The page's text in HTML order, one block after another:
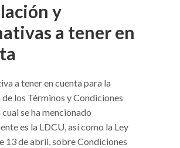
y
a tener en
a tener en cuenta para la
los Términos y Condiciones
cual se ha mencionado
es la LDCU, así como la Ley
13 de abril, sobre Condiciones